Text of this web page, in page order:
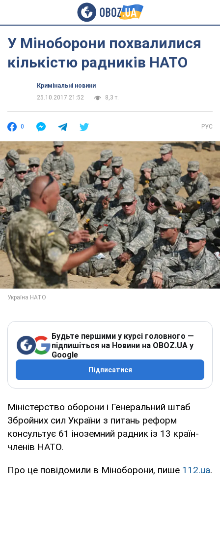
У Міноборони похвалилися
кількістю радників НАТО
Кримінальні новини
25.10.2017 21:52
8,3 т.
0 РУС
Будьте першими у курсі головного —
підпишіться на Новини на OBOZ.UA у
Google
Підписатися
Міністерство оборони і Генеральний штаб
Збройних сил України з питань реформ
консультує 61 іноземний радник із 13 країн-
членів НАТО.
Про це повідомили в Міноборони, пише 112.ua.